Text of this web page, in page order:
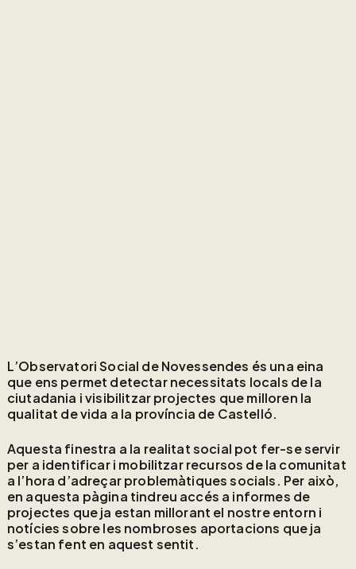
L’Observatori Social de Novessendes és una eina
que ens permet detectar necessitats locals de la
ciutadania i visibilitzar projectes que milloren la
qualitat de vida a la província de Castelló.
Aquesta finestra a la realitat social pot fer-se servir
per a identificar i mobilitzar recursos de la comunitat
a l’hora d’adreçar problemàtiques socials. Per això,
en aquesta pàgina tindreu accés a informes de
projectes que ja estan millorant el nostre entorn i
notícies sobre les nombroses aportacions que ja
s’estan fent en aquest sentit.